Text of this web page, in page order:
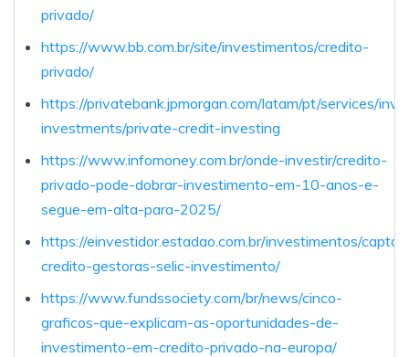
privado/
https://www.bb.com.br/site/investimentos/credito-
privado/
https://privatebank.jpmorgan.com/latam/pt/services/
investments/private-credit-investing
https://www.infomoney.com.br/onde-investir/credito-
privado-pode-dobrar-investimento-em-10-anos-e-
segue-em-alta-para-2025/
https://einvestidor.estadao.com.br/investimentos/
credito-gestoras-selic-investimento/
https://www.fundssociety.com/br/news/cinco-
graficos-que-explicam-as-oportunidades-de-
investimento-em-credito-privado-na-europa/